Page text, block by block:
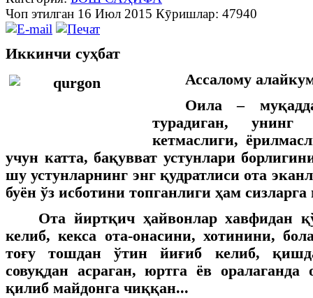
Чоп этилган 16 Июл 2015 Кӯришлар: 47940
Иккинчи суҳбат
Ассалому
Оила –
турадиган,
кетмаслиги,
учун катта, бақувват устунлари
шу устунларнинг энг қудратлиси ота
буён ўз исботини топганлиги ҳам
Ота йиртқич ҳайвонлар хавфидан
келиб, кекса ота-онасини, хотинини,
тоғу тошдан ўтин йиғиб келиб,
совуқдан асраган, юртга ёв
қилиб майдонга чиққан...